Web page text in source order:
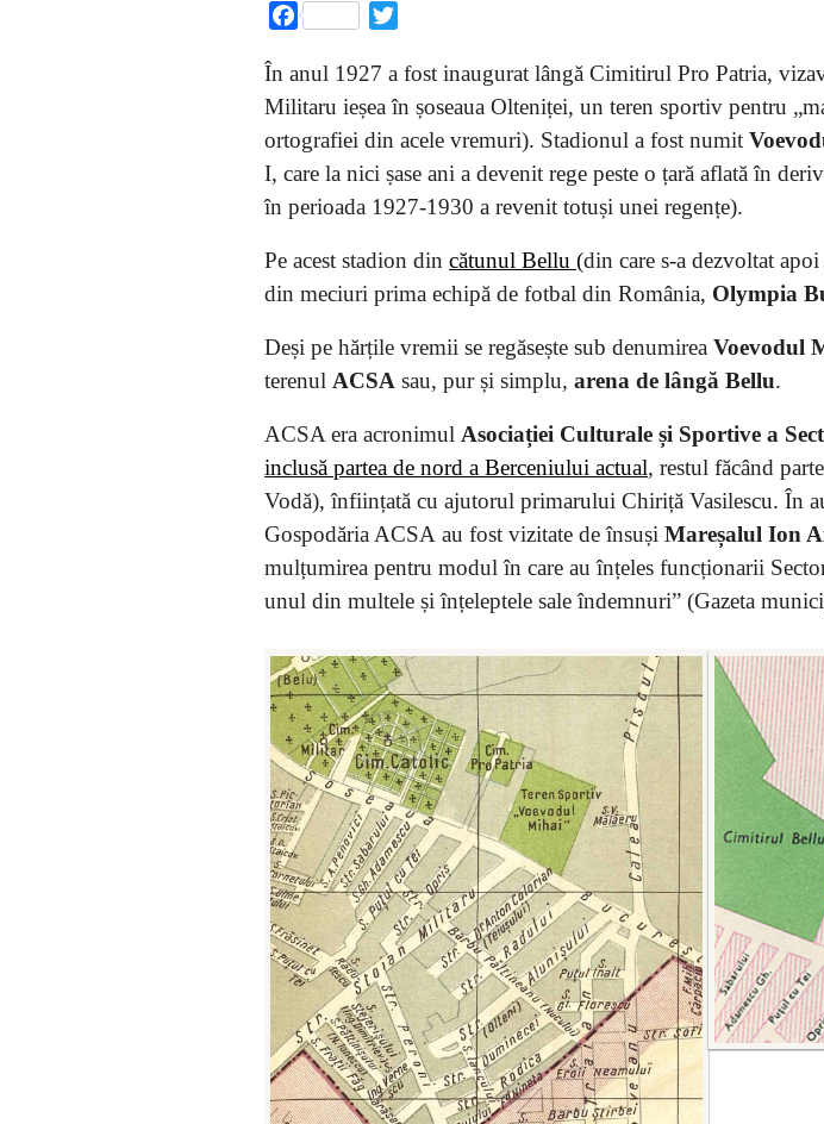
Facebook
În anul 1927 a fost inaugurat lângă Cimitirul Pro Patria,
Militaru ieșea în șoseaua Olteniței, un teren sportiv pentru
ortografiei din acele vremuri). Stadionul a fost numit
I, care la nici șase ani a devenit rege peste o țară aflată în
în perioada 1927-1930 a revenit totuși unei regențe).
Pe acest stadion dincătunul Bellu (din care s-a dezvoltat
din meciuri prima echipă de fotbal din România, Olympia
Deși pe hărțile vremii se regăsește sub denumireaVoevodul
terenul ACSA sau, pur și simplu,arena de lângă Bellu.
ACSA era acronimul Asociației Culturale și Sportive a
inclusă partea de nord a Berceniului actual, restul făcând
Vodă), înființată cu ajutorul primarului Chiriță Vasilescu. În
Gospodăria ACSA au fost vizitate de însușiMareșalul Ion
mulțumirea pentru modul în care au înțeles funcționarii
unul din multele și înțeleptele sale îndemnuri” (Gazeta